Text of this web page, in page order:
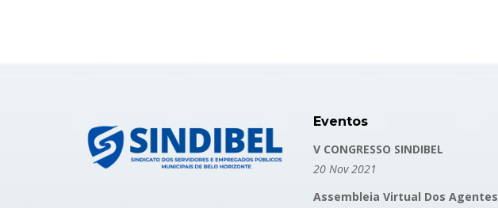
Eventos
V CONGRESSO SINDIBEL
20 Nov 2021
Assembleia Virtual Dos Agentes